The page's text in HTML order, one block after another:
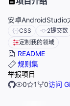
安卓AndroidStudio
CSS 2提交数
定制我的领域
README
规则集
举报项目
0
1 0访问